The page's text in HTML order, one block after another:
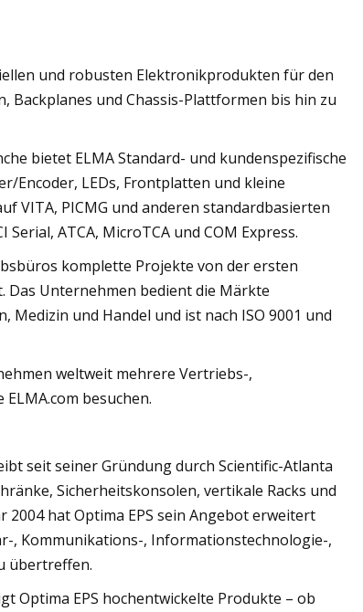
und robusten Elektronikprodukten für den
Backplanes und Chassis-Plattformen bis hin zu
bietet ELMA Standard- und kundenspezifische
Encoder, LEDs, Frontplatten und kleine
VITA, PICMG und anderen standardbasierten
ATCA, MicroTCA und COM Express.
komplette Projekte von der ersten
Das Unternehmen bedient die Märkte
und Handel und ist nach ISO 9001 und
weltweit mehrere Vertriebs-,
besuchen.
seit seiner Gründung durch Scientific-Atlanta
Sicherheitskonsolen, vertikale Racks und
2004 hat Optima EPS sein Angebot erweitert
, Kommunikations-, Informationstechnologie-,
übertreffen.
Optima EPS hochentwickelte Produkte – ob